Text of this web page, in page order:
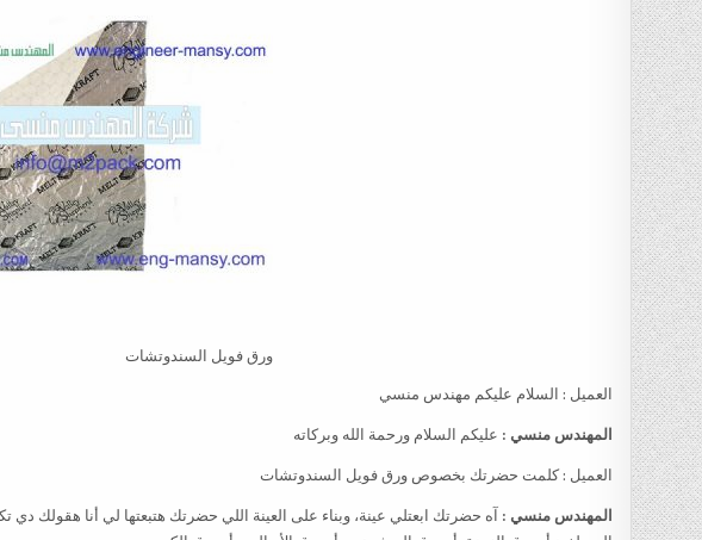
ورق فويل السندوتشات
العميل : السلام عليكم مهندس منسي
المهندس منسي : عليكم السلام ورحمة الله وبركاته
العميل : كلمت حضرتك بخصوص ورق فويل السندوتشات
المهندس منسي : آه حضرتك ابعتلي عينة، وبناء على العينة اللي حضرتك هتبعتها لي أنا هقولك دي